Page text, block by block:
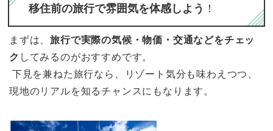
移住前の旅行で雰囲気を体感しよう ！
まずは、旅行で実際の気候・物価・交通などをチェッ
ク してみるのがおすすめです。
下見を兼ねた旅行なら、リゾート気分も味わえつつ、
現地のリアルを知るチャンスにもなります。